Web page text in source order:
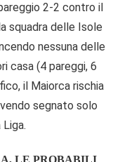
2-2 contro il
squadra delle Isole
nessuna delle
casa (4 pareggi, 6
il Maiorca rischia
segnato solo